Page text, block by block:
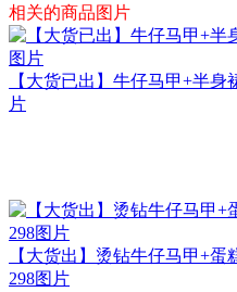
相关的商品图片
【大货已出】牛仔马甲+半身
片
【大货出】烫钻牛仔马甲+蛋
298图片